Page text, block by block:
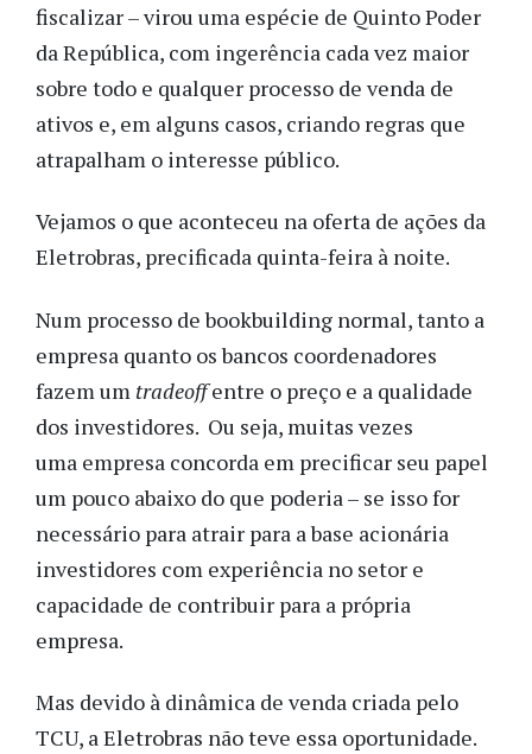
fiscalizar – virou uma espécie de Quinto Poder
da República, com ingerência cada vez maior
sobre todo e qualquer processo de venda de
ativos e, em alguns casos, criando regras que
atrapalham o interesse público.
Vejamos o que aconteceu na oferta de ações da
Eletrobras, precificada quinta-feira à noite.
Num processo de bookbuilding normal, tanto a
empresa quanto os bancos coordenadores
fazem um tradeoffentre o preço e a qualidade
dos investidores. Ou seja, muitas vezes
uma empresa concorda em precificar seu papel
um pouco abaixo do que poderia – se isso for
necessário para atrair para a base acionária
investidores com experiência no setor e
capacidade de contribuir para a própria
empresa.
Mas devido à dinâmica de venda criada pelo
TCU, a Eletrobras não teve essa oportunidade.